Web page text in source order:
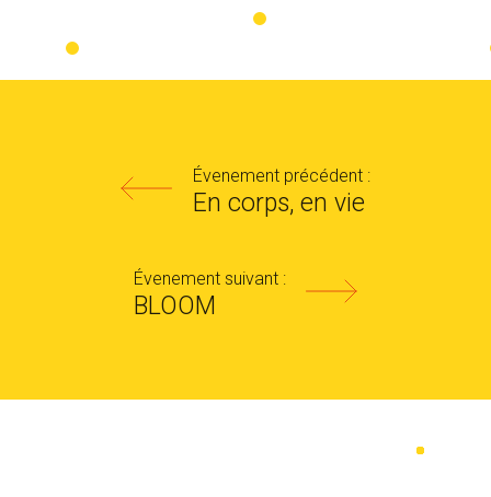
Évenement précédent :
En corps, en vie
Évenement suivant :
BLOOM